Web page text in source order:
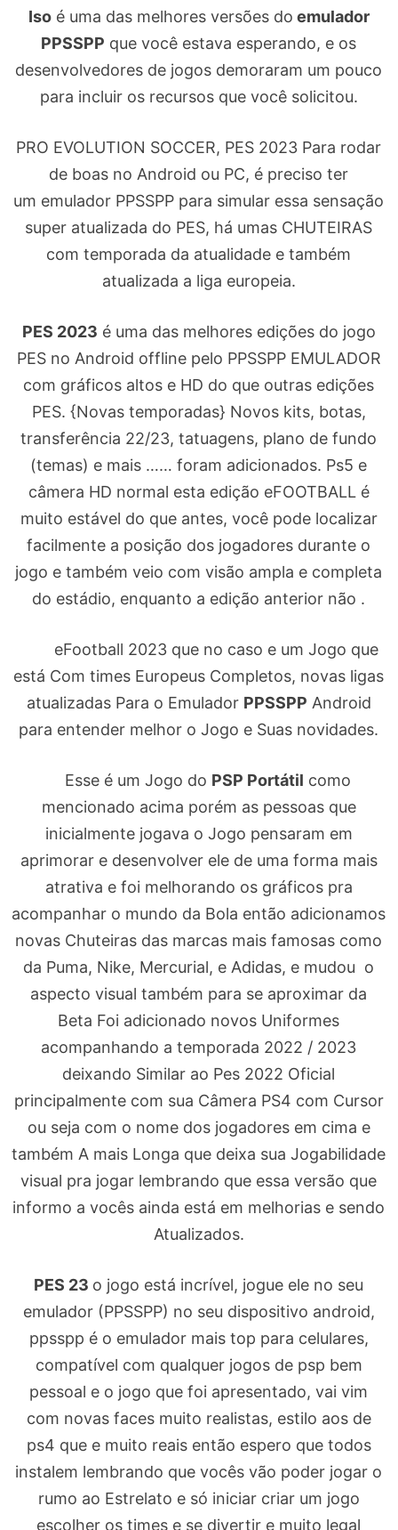
Isoé uma das melhores versões do emulador
PPSSPP que você estava esperando, e os
desenvolvedores de jogos demoraram um pouco
para incluir os recursos que você solicitou.
PRO EVOLUTION SOCCER, PES 2023 Para rodar
de boas no Android ou PC, é preciso ter
um emulador PPSSPP para simular essa sensação
super atualizada do PES, há umas CHUTEIRAS
com temporada da atualidade e também
atualizada a liga europeia.
PES 2023 é uma das melhores edições do jogo
PES no Android offline pelo PPSSPP EMULADOR
com gráficos altos e HD do que outras edições
PES. {Novas temporadas} Novos kits, botas,
transferência 22/23, tatuagens, plano de fundo
(temas) e mais …… foram adicionados. Ps5 e
câmera HD normal esta edição eFOOTBALL é
muito estável do que antes, você pode localizar
facilmente a posição dos jogadores durante o
jogo e também veio com visão ampla e completa
do estádio, enquanto a edição anterior não .
eFootball 2023 que no caso e um Jogo que
está Com times Europeus Completos, novas ligas
atualizadas Para o Emulador PPSSPP Android
para entender melhor o Jogo e Suas novidades.
Esse é um Jogo do PSP Portátil como
mencionado acima porém as pessoas que
inicialmente jogava o Jogo pensaram em
aprimorar e desenvolver ele de uma forma mais
atrativa e foi melhorando os gráficos pra
acompanhar o mundo da Bola então adicionamos
novas Chuteiras das marcas mais famosas como
da Puma, Nike, Mercurial, e Adidas, e mudou o
aspecto visual também para se aproximar da
Beta Foi adicionado novos Uniformes
acompanhando a temporada 2022 / 2023
deixando Similar ao Pes 2022 Oficial
principalmente com sua Câmera PS4 com Cursor
ou seja com o nome dos jogadores em cima e
também A mais Longa que deixa sua Jogabilidade
visual pra jogar lembrando que essa versão que
informo a vocês ainda está em melhorias e sendo
Atualizados.
PES 23 o jogo está incrível, jogue ele no seu
emulador (PPSSPP) no seu dispositivo android,
ppsspp é o emulador mais top para celulares,
compatível com qualquer jogos de psp bem
pessoal e o jogo que foi apresentado, vai vim
com novas faces muito realistas, estilo aos de
ps4 que e muito reais então espero que todos
instalem lembrando que vocês vão poder jogar o
rumo ao Estrelato e só iniciar criar um jogo
escolher os times e se divertir e muito legal